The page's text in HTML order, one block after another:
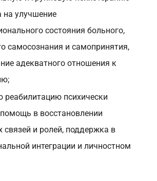
на улучшение
состояния больного,
самосознания и самопринятия,
адекватного отношения к
реабилитацию психически
в восстановлении
связей и ролей, поддержка в
интеграции и личностном